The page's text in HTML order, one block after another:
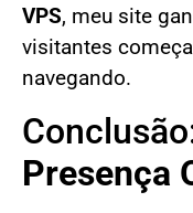
VPS, meu site
visitantes
navegando.
Presença